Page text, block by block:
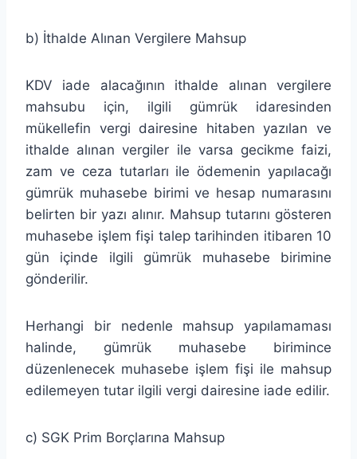
b) İthalde Alınan Vergilere Mahsup
KDV iade alacağının ithalde alınan vergilere
mahsubu için, ilgili gümrük idaresinden
mükellefin vergi dairesine hitaben yazılan ve
ithalde alınan vergiler ile varsa gecikme faizi,
zam ve ceza tutarları ile ödemenin yapılacağı
gümrük muhasebe birimi ve hesap numarasını
belirten bir yazı alınır. Mahsup tutarını gösteren
muhasebe işlem fişi talep tarihinden itibaren 10
gün içinde ilgili gümrük muhasebe birimine
gönderilir.
Herhangi bir nedenle mahsup yapılamaması
halinde, gümrük muhasebe birimince
düzenlenecek muhasebe işlem fişi ile mahsup
edilemeyen tutar ilgili vergi dairesine iade edilir.
c) SGK Prim Borçlarına Mahsup